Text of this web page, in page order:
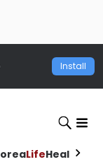
Install
LifeHealth